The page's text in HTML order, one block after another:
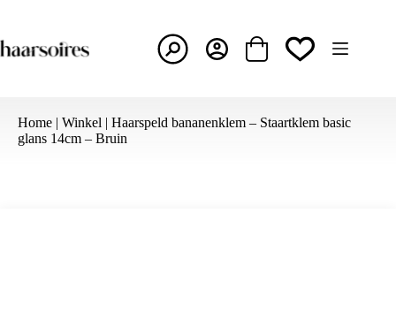
de
inhoud
Winkelwagen
Home | Winkel | Haarspeld bananenklem – Staartklem basic
glans 14cm – Bruin